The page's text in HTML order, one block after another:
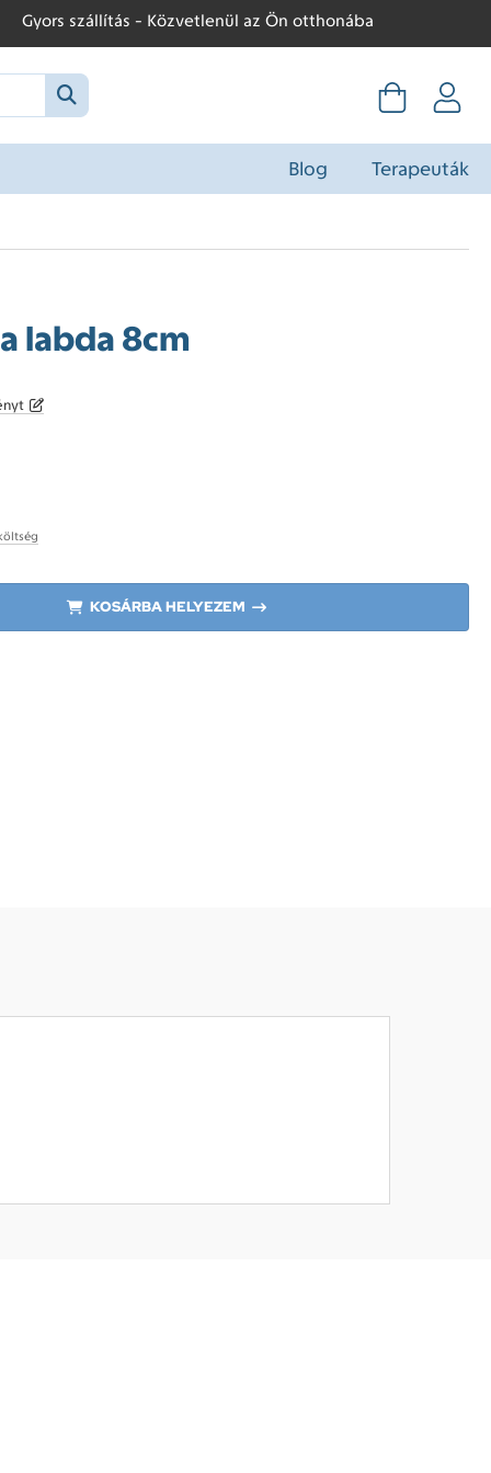
Gyors szállítás - Közvetlenül az Ön otthonába
Blog Terapeuták
labda 8cm
KOSÁRBA HELYEZEM